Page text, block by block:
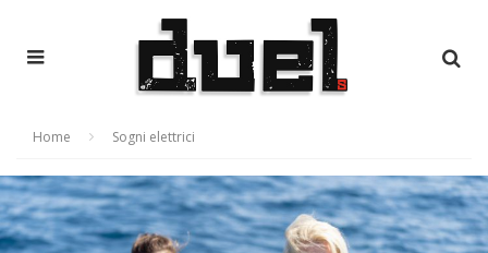
Home Sogni elettrici